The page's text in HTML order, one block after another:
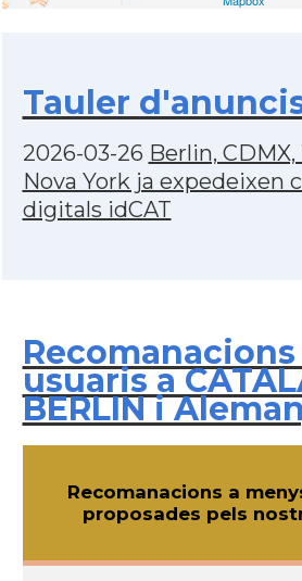
Tauler
2026-03-26 Berlin,
Nova York ja expedeixen
digitals idCAT
usuaris a
BERLIN i
Recomanacions a
proposades pels